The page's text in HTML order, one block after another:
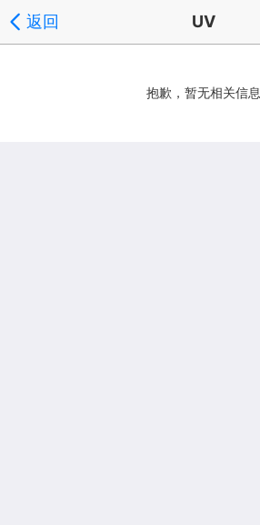
返回 UV
抱歉，暂无相关信息